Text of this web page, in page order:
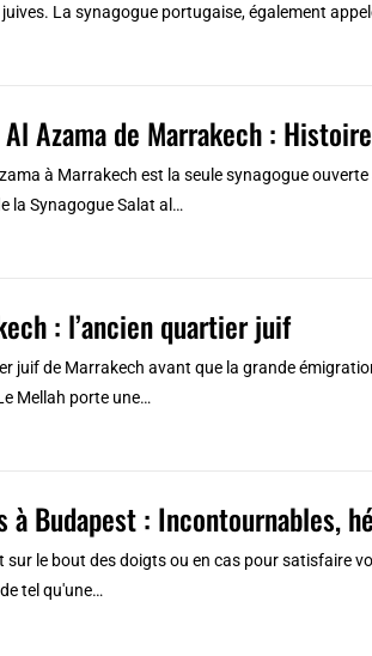
de
La synagogue portugaise, également
Al Azama de Marrakech :
à Marrakech est la seule synagogue
la Synagogue Salat al…
Azama
Marrakech
: l’ancien quartier juif
juif de Marrakech avant que la grande
Mellah porte une…
à Budapest : Incontournables,
le bout des doigts ou en cas pour satisfaire
tel qu'une…